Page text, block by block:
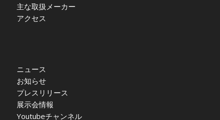
主な取扱メーカー
アクセス
ニュース
お知らせ
プレスリリース
展示会情報
Youtubeチャンネル